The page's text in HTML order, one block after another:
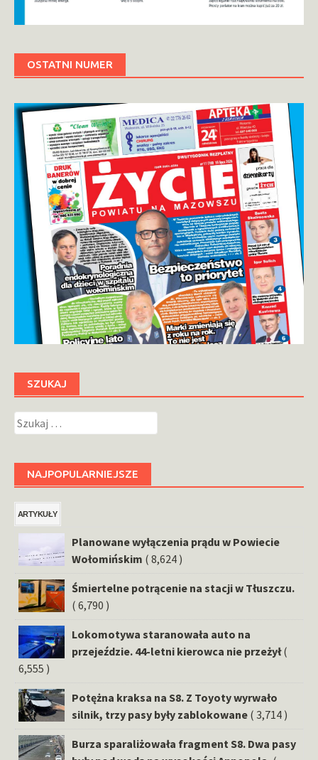
OSTATNI NUMER
SZUKAJ
Szukaj:
NAJPOPULARNIEJSZE
ARTYKUŁY
Planowane wyłączenia prądu w Powiecie
Wołomińskim ( 8,624 )
Śmiertelne potrącenie na stacji w Tłuszczu.
( 6,790 )
Lokomotywa staranowała auto na
przejeździe. 44-letni kierowca nie przeżył (
6,555 )
Potężna kraksa na S8. Z Toyoty wyrwało
silnik, trzy pasy były zablokowane ( 3,714 )
Burza sparaliżowała fragment S8. Dwa pasy